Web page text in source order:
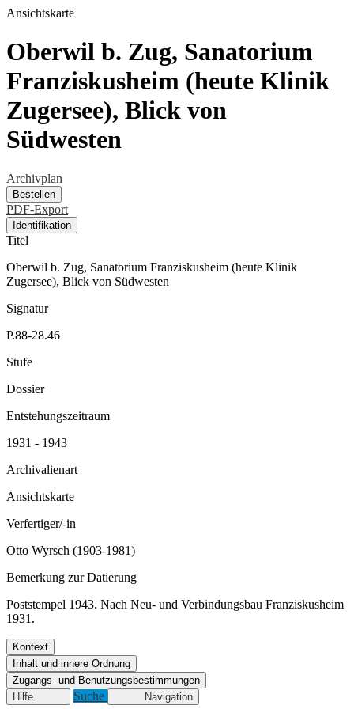
Ansichtskarte
Oberwil b. Zug, Sanatorium
Franziskusheim (heute Klinik
Zugersee), Blick von
Südwesten
Archivplan
Bestellen
PDF-Export
Identifikation
Titel
Oberwil b. Zug, Sanatorium Franziskusheim (heute Klinik
Zugersee), Blick von Südwesten
Signatur
P.88-28.46
Stufe
Dossier
Entstehungszeitraum
1931 - 1943
Archivalienart
Ansichtskarte
Verfertiger/-in
Otto Wyrsch (1903-1981)
Bemerkung zur Datierung
Poststempel 1943. Nach Neu- und Verbindungsbau Franziskusheim
1931.
Kontext
Inhalt und innere Ordnung
Zugangs- und Benutzungsbestimmungen
Hilfe
Suche Navigation